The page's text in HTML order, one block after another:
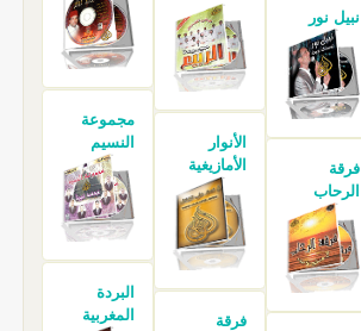
نبيل نور
فرقة
الرحاب
الأنوار
الأمازيغية
فرقة
مجموعة
النسيم
البردة
المغربية